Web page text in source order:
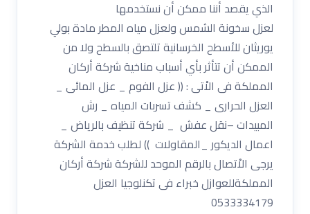
الذي يقصد أننا ممكن أن نستخدمها
لعزل سخونة الشمس ولعزل مياه المطر مادة بولي
يوريثان للأسطح الخرسانية تلتصق بالسطح ولا من
الممكن أن تتأثر بأي أسباب مناخية شركة أركان
المملكة فى الاْتى : (( عزل الفوم _ عزل المائى _
العزل الحرارى _ كشف تسربات المياه _ رش
المبيدات –نقل عفش _ شركة تنظيف بالرياض _
اعمال الديكور _المقاولات )) لطلب خدمة الشركة
يرجى الاْتصال بالرقم الموحد للشركة شركة أركان
المملكةللعوازل خبراء فى تكنلوجيا العزل
0533334179